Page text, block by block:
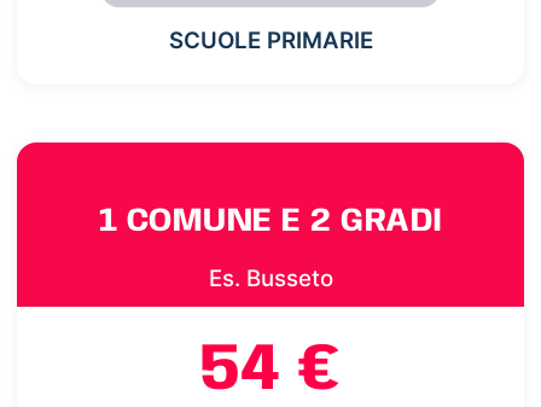
SCUOLE PRIMARIE
1 COMUNE E 2 GRADI
Es. Busseto
54 €